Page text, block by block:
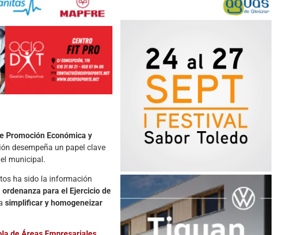
Promoción Económica y
desempeña un papel clave
municipal.
ha sido la información
ordenanza para el Ejercicio de
simplificar y homogeneizar